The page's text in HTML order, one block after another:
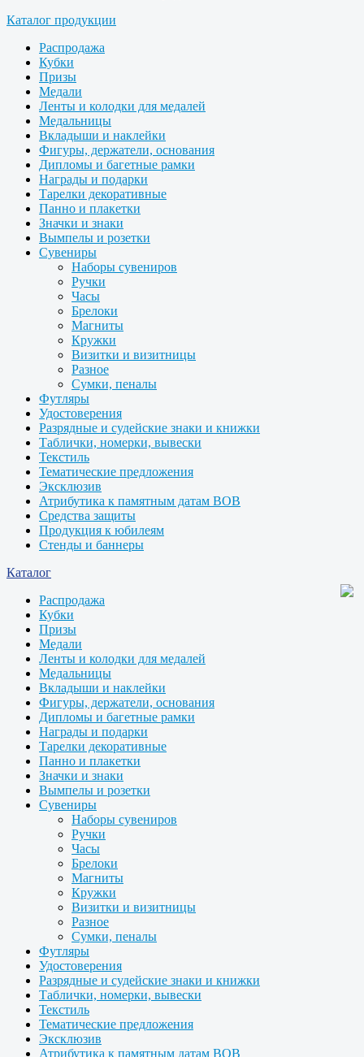
Каталог продукции
Распродажа
Кубки
Призы
Медали
Ленты и колодки для медалей
Медальницы
Вкладыши и наклейки
Фигуры, держатели, основания
Дипломы и багетные рамки
Награды и подарки
Тарелки декоративные
Панно и плакетки
Значки и знаки
Вымпелы и розетки
Сувениры
Наборы сувениров
Ручки
Часы
Брелоки
Магниты
Кружки
Визитки и визитницы
Разное
Сумки, пеналы
Футляры
Удостоверения
Разрядные и судейские знаки и книжки
Таблички, номерки, вывески
Текстиль
Тематические предложения
Эксклюзив
Атрибутика к памятным датам ВОВ
Средства защиты
Продукция к юбилеям
Стенды и баннеры
Каталог
Распродажа
Кубки
Призы
Медали
Ленты и колодки для медалей
Медальницы
Вкладыши и наклейки
Фигуры, держатели, основания
Дипломы и багетные рамки
Награды и подарки
Тарелки декоративные
Панно и плакетки
Значки и знаки
Вымпелы и розетки
Сувениры
Наборы сувениров
Ручки
Часы
Брелоки
Магниты
Кружки
Визитки и визитницы
Разное
Сумки, пеналы
Футляры
Удостоверения
Разрядные и судейские знаки и книжки
Таблички, номерки, вывески
Текстиль
Тематические предложения
Эксклюзив
Атрибутика к памятным датам ВОВ